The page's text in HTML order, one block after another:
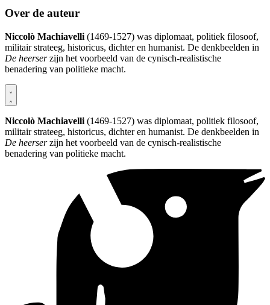
Over de auteur
Niccolò Machiavelli (1469-1527) was diplomaat, politiek filosoof,
militair strateeg, historicus, dichter en humanist. De denkbeelden in
De heerserzijn het voorbeeld van de cynisch-realistische
benadering van politieke macht.
Niccolò Machiavelli (1469-1527) was diplomaat, politiek filosoof,
militair strateeg, historicus, dichter en humanist. De denkbeelden in
De heerserzijn het voorbeeld van de cynisch-realistische
benadering van politieke macht.